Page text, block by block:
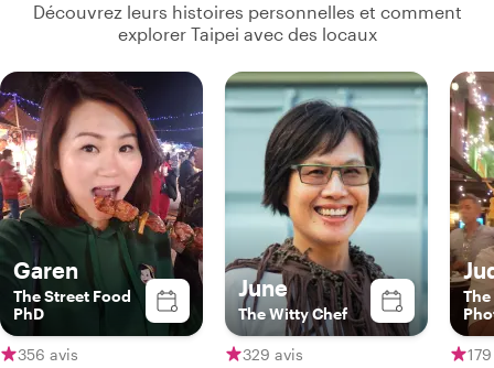
Découvrez leurs histoires personnelles et comment
explorer Taipei avec des locaux
Garen
The Street Food
PhD
356 avis
June
The Witty Chef
329 avis